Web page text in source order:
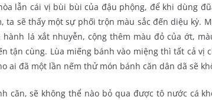
lẫn cái vị bùi bùi của đậu phộng, để khi dùng
ta sẽ thấy một sự phối trộn màu sắc đến diệu kỳ.
hành lá xắt nhuyễn, cộng thêm màu đỏ của ớt,
tận cùng. Lùa miếng bánh vào miệng thì tất cả vị
ai đã một lần nếm thử món bánh căn dân dã sẽ
căn, sẽ không thể nào bỏ qua được tô nước cá